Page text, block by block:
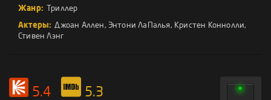
Жанр: Триллер
Актеры: Джоан Аллен, Энтони ЛаПалья, Кристен Коннолли,
Стивен Лэнг
5.4 5.3